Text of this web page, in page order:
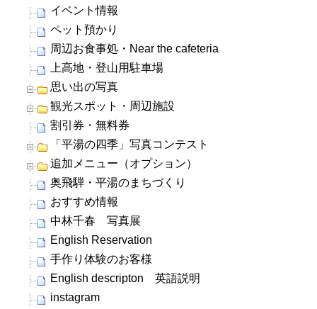
イベント情報
ペット預かり
周辺お食事処・Near the cafeteria
上高地・登山用駐車場
思い出の写真
観光スポット・周辺施設
割引券・無料券
「平湯の四季」写真コンテスト
追加メニュー（オプション）
奥飛騨・平湯のまちづくり
おすすめ情報
中林千春 写真展
English Reservation
手作り体験のお客様
English descripton 英語説明
instagram